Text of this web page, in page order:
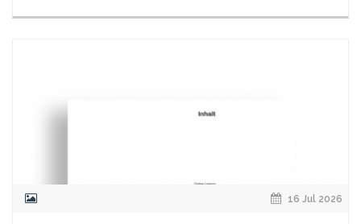
16 Jul 2026